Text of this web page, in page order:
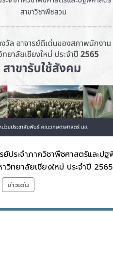
ย์ประจำภาควิชาพืชศาสตร์แล
ทยาลัยเชียงใหม่ ประจำปี
ข่าวเด่น